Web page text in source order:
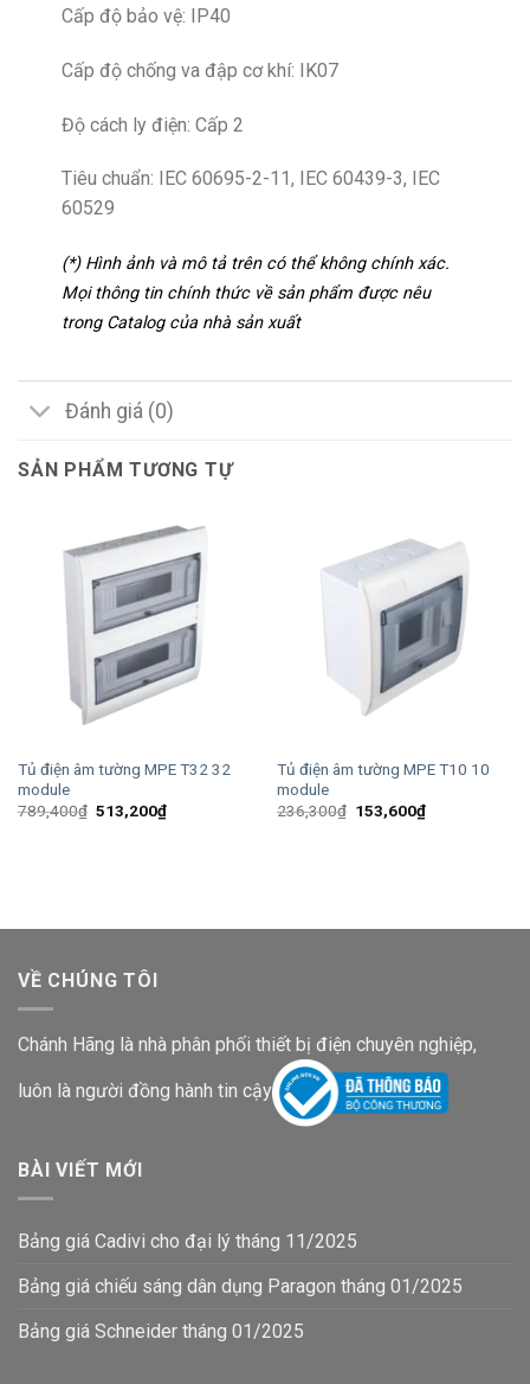
Cấp độ bảo vệ: IP40
Cấp độ chống va đập cơ khí: IK07
Độ cách ly điện: Cấp 2
Tiêu chuẩn: IEC 60695-2-11, IEC 60439-3, IEC
60529
(*) Hình ảnh và mô tả trên có thể không chính xác.
Mọi thông tin chính thức về sản phẩm được nêu
trong Catalog của nhà sản xuất
Đánh giá (0)
SẢN PHẨM TƯƠNG TỰ
Tủ điện âm tường MPE T32 32
module
789,400₫ Giá
513,200₫Giá
hiện
Tủ điện âm tường MPE T10 10
module
236,300₫ Giá
153,600₫Giá
hiện
VỀ CHÚNG TÔI
Chánh Hãng là nhà phân phối thiết bị điện chuyên nghiệp,
luôn là người đồng hành tin cậy
BÀI VIẾT MỚI
Bảng giá Cadivi cho đại lý tháng 11/2025
Bảng giá chiếu sáng dân dụng Paragon tháng 01/2025
Bảng giá Schneider tháng 01/2025